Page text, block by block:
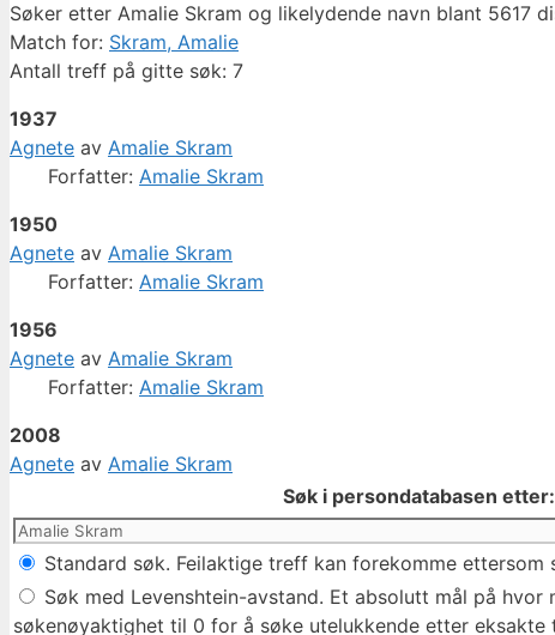
Søker etter Amalie Skram og likelydende navn blant 5617
Match for: Skram, Amalie
Antall treff på gitte søk: 7
1937
Agnete av Amalie Skram
Forfatter: Amalie Skram
1950
Agnete av Amalie Skram
Forfatter: Amalie Skram
1956
Agnete av Amalie Skram
Forfatter: Amalie Skram
2008
Agnete av Amalie Skram
Søk i persondatabasen etter:
Standard søk. Feilaktige treff kan forekomme
Søk med Levenshtein-avstand. Et absolutt mål på
søkenøyaktighet til 0 for å søke utelukkende etter